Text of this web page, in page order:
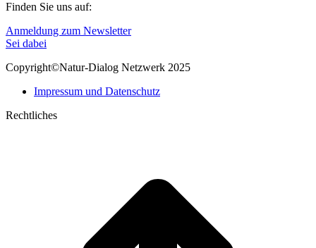
Finden Sie uns auf:
Linkedin
page
in
window
E-
Mail
opens
new
Anmeldung zum Newsletter
Sei dabei
Copyright©Natur-Dialog Netzwerk 2025
Impressum und Datenschutz
Rechtliches